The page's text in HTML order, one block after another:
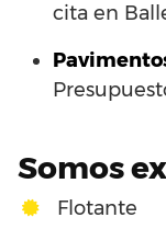
cita en
Somos
Flotante